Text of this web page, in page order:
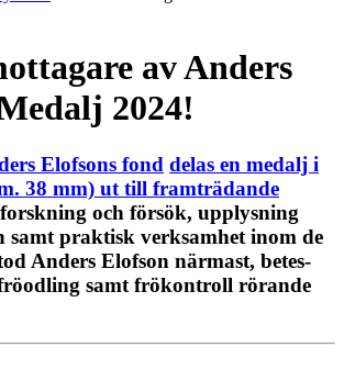
av Anders
2024!
Elofsons fond delas en medalj i
38 mm) ut till framträdande
forskning och försök, upplysning
samt praktisk verksamhet inom de
Anders Elofson närmast, betes-
samt frökontroll rörande